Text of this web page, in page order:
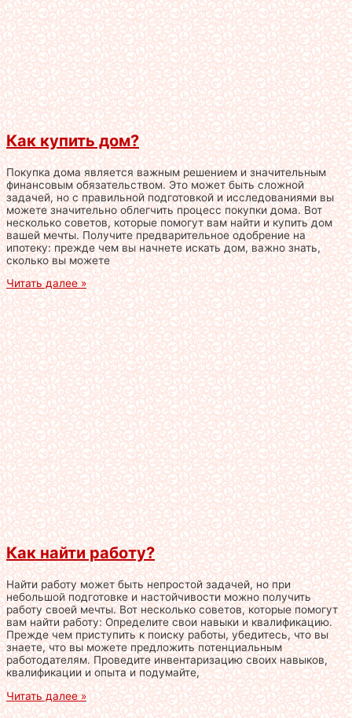
Как купить дом?
Покупка дома является важным решением и значительным
финансовым обязательством. Это может быть сложной
задачей, но с правильной подготовкой и исследованиями вы
можете значительно облегчить процесс покупки дома. Вот
несколько советов, которые помогут вам найти и купить дом
вашей мечты. Получите предварительное одобрение на
ипотеку: прежде чем вы начнете искать дом, важно знать,
сколько вы можете
Читать далее »
Как найти работу?
Найти работу может быть непростой задачей, но при
небольшой подготовке и настойчивости можно получить
работу своей мечты. Вот несколько советов, которые помогут
вам найти работу: Определите свои навыки и квалификацию.
Прежде чем приступить к поиску работы, убедитесь, что вы
знаете, что вы можете предложить потенциальным
работодателям. Проведите инвентаризацию своих навыков,
квалификации и опыта и подумайте,
Читать далее »